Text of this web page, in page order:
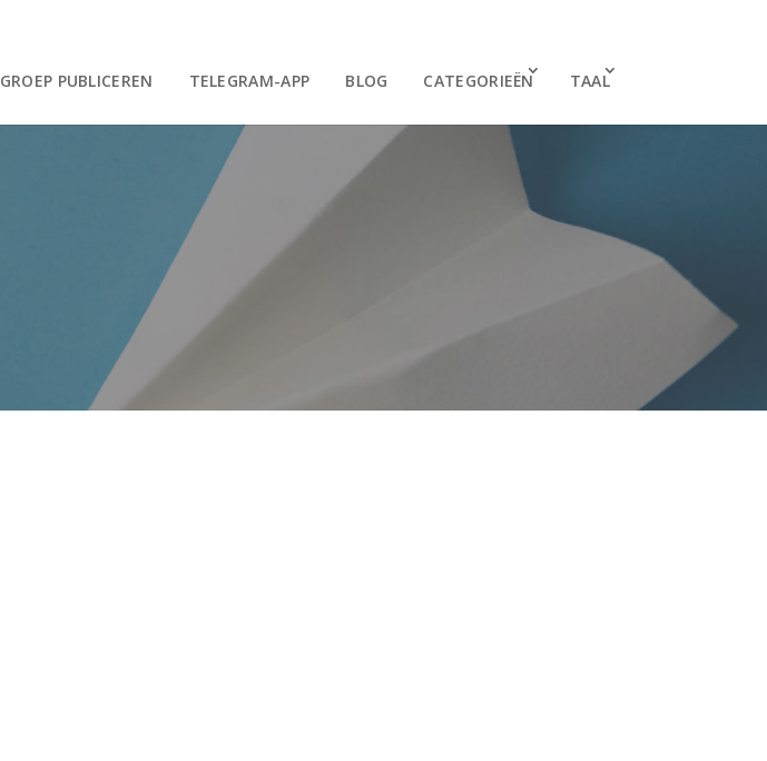
GROEP PUBLICEREN TELEGRAM-APP BLOG CATEGORIEËN TAAL